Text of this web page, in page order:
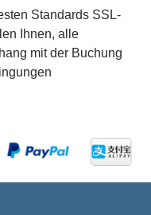
Standards SSL-
Ihnen, alle
mit der Buchung